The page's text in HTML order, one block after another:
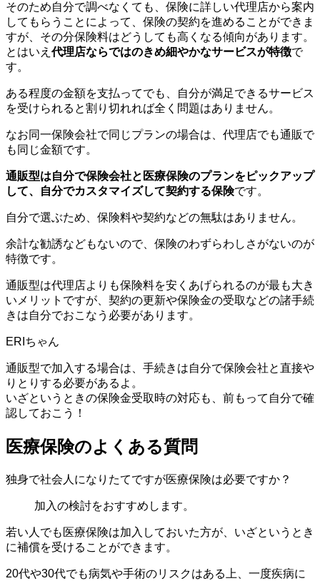
そのため自分で調べなくても、保険に詳しい代理店から案内
してもらうことによって、保険の契約を進めることができま
すが、その分保険料はどうしても高くなる傾向があります。
とはいえ代理店ならではのきめ細やかなサービスが特徴で
す。
ある程度の金額を支払ってでも、自分が満足できるサービス
を受けられると割り切れれば全く問題はありません。
なお同一保険会社で同じプランの場合は、代理店でも通販で
も同じ金額です。
通販型は自分で保険会社と医療保険のプランをピックアップ
して、自分でカスタマイズして契約する保険です。
自分で選ぶため、保険料や契約などの無駄はありません。
余計な勧誘などもないので、保険のわずらわしさがないのが
特徴です。
通販型は代理店よりも保険料を安くあげられるのが最も大き
いメリットですが、契約の更新や保険金の受取などの諸手続
きは自分でおこなう必要があります。
通販型で加入する場合は、手続きは自分で保険会社と直接や
りとりする必要があるよ。
いざというときの保険金受取時の対応も、前もって自分で確
認しておこう！
医療保険のよくある質問
独身で社会人になりたてですが医療保険は必要ですか？
加入の検討をおすすめします。
若い人でも医療保険は加入しておいた方が、いざというとき
に補償を受けることができます。
20代や30代でも病気や手術のリスクはある上、一度疾病に